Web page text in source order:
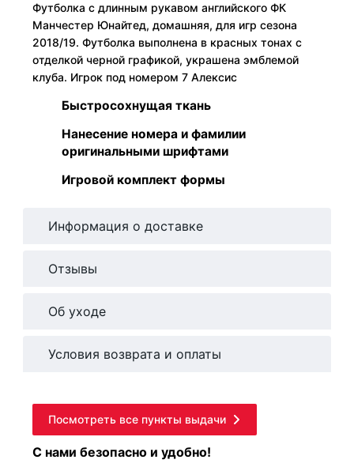
Футболка с длинным рукавом английского ФК
Манчестер Юнайтед, домашняя, для игр сезона
2018/19. Футболка выполнена в красных тонах с
отделкой черной графикой, украшена эмблемой
клуба. Игрок под номером 7 Алексис
Быстросохнущая ткань
Нанесение номера и фамилии
оригинальными шрифтами
Игровой комплект формы
Информация о доставке
Отзывы
Об уходе
Условия возврата и оплаты
Посмотреть все пункты выдачи
С нами безопасно и удобно!